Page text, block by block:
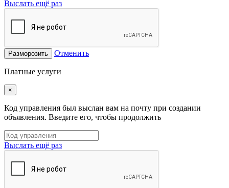
Выслать ещё раз
Разморозить Отменить
Платные услуги
×
Код управления был выслан вам на почту при создании
объявления. Введите его, чтобы продолжить
Выслать ещё раз